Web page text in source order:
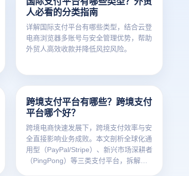
人必看的分类指南
详解国际支付平台有哪些类型，结合云登
电商浏览器多账号与安全管理优势，帮助
外贸人高效收款并降低风控风险。
跨境支付平台有哪些？跨境支付
平台哪个好？
跨境电商快速发展下，跨境支付效率与安
全直接影响业务成败。本文剖析全球化通
用型（PayPal/Stripe）、新兴市场深耕者
（PingPong）等三类支付平台，拆解安